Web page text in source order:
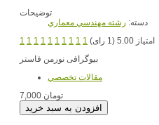
توضیحات
دسته: رشته مهندسي معماري
1 1 1 1 1 1 1 1 1 1
امتیاز 5.00 (1 رای)
بیوگرافی نورمن فاستر
مقالات تخصصي
7,000 تومان